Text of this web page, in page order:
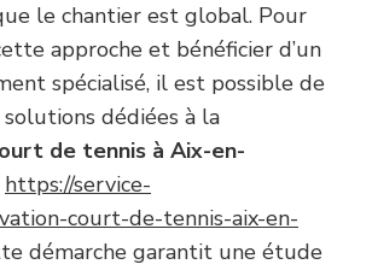
le chantier est global. Pour
approche et bénéficier d’un
spécialisé, il est possible de
dédiées à la
de tennis à Aix-en-
https://service-
court-de-tennis-aix-en-
démarche garantit une étude